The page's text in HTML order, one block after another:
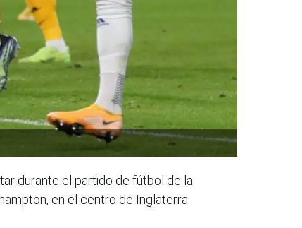
durante el partido de fútbol de la
en el centro de Inglaterra